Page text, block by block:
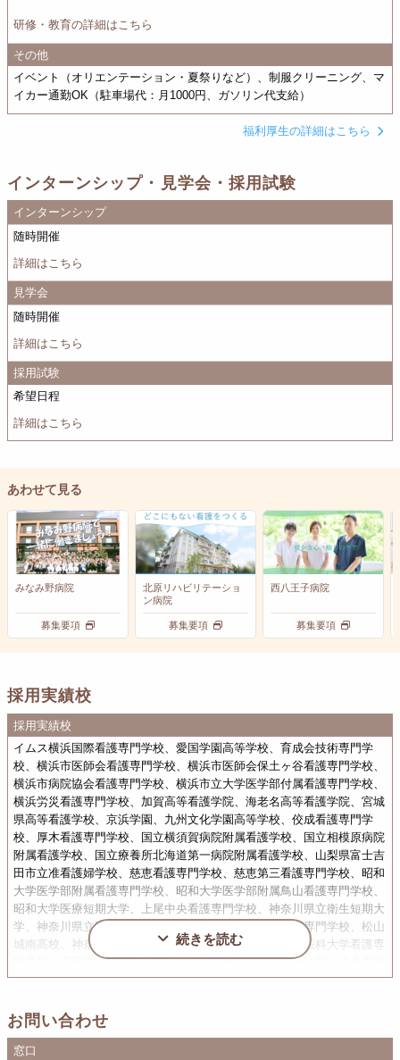
研修・教育の詳細はこちら
その他
イベント（オリエンテーション・夏祭りなど）、制服クリーニング、マ
イカー通勤OK（駐車場代：月1000円、ガソリン代支給）
福利厚生の詳細はこちら
インターンシップ・見学会・採用試験
インターンシップ
随時開催
詳細はこちら
見学会
随時開催
詳細はこちら
採用試験
希望日程
詳細はこちら
あわせて見る
みなみ野病院
募集要項
北原リハビリテーショ
ン病院
募集要項
西八王子病院
募集要項
採用実績校
採用実績校
イムス横浜国際看護専門学校、愛国学園高等学校、育成会技術専門学
校、横浜市医師会看護専門学校、横浜市医師会保土ヶ谷看護専門学校、
横浜市病院協会看護専門学校、横浜市立大学医学部付属看護専門学校、
横浜労災看護専門学校、加賀高等看護学院、海老名高等看護学院、宮城
県高等看護学校、京浜学園、九州文化学園高等学校、佼成看護専門学
校、厚木看護専門学校、国立横須賀病院附属看護学校、国立相模原病院
附属看護学校、国立療養所北海道第一病院附属看護学校、山梨県富士吉
田市立准看護婦学校、慈恵看護専門学校、慈恵第三看護専門学校、昭和
大学医学部附属看護専門学校、昭和大学医学部附属鳥山看護専門学校、
昭和大学医療短期大学、上尾中央看護専門学校、神奈川県立衛生短期大
学、神奈川県立平塚看護専門学校、名古屋市医師会看護専門学校、松山
城南高校、神奈川県立平塚看護専門学校、聖マリアンナ医科大学看護専
門学校、千葉労災病院看護専門学校、川崎市立高等看護学院、組合立静
岡県中部看護専門学校、相模原衛生看護学院、相模原准看護学院、帝京
校、東京都立南多摩看護専門学校、東京都立板橋看護専門学校、東京都
博慈会高等看護学院、八王子市立看護専門学校、板橋中央看護専門学
続きを読む
お問い合わせ
窓口